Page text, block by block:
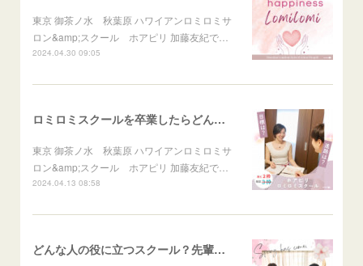
東京 御茶ノ水 秋葉原 ハワイアンロミロミサ
ロン&amp;スクール ホアピリ 加藤友紀で…
2024.04.30 09:05
ロミロミスクールを卒業したらどんな自分になれる？
東京 御茶ノ水 秋葉原 ハワイアンロミロミサ
ロン&amp;スクール ホアピリ 加藤友紀で…
2024.04.13 08:58
どんな人の役に立つスクール？先輩に聞きました♪